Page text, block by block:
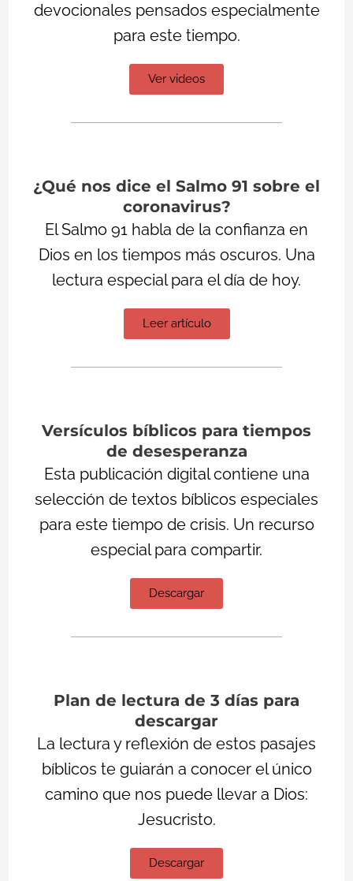
devocionales pensados especialmente
para este tiempo.
Ver videos
¿Qué nos dice el Salmo 91 sobre el
coronavirus?
El Salmo 91 habla de la confianza en
Dios en los tiempos más oscuros. Una
lectura especial para el día de hoy.
Leer artículo
Versículos bíblicos para tiempos
de desesperanza
Esta publicación digital contiene una
selección de textos bíblicos especiales
para este tiempo de crisis. Un recurso
especial para compartir.
Descargar
Plan de lectura de 3 días para
descargar
La lectura y reflexión de estos pasajes
bíblicos te guiarán a conocer el único
camino que nos puede llevar a Dios:
Jesucristo.
Descargar